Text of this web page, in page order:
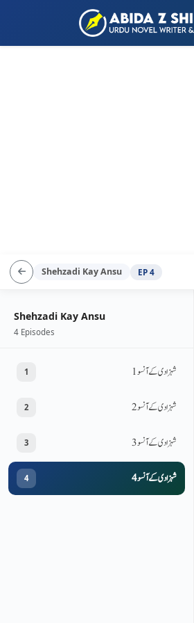
Shehzadi Kay Ansu EP 4
Shehzadi Kay Ansu
4 Episodes
1 شہزادی کے آنسو 1
2 شہزادی کے آنسو 2
3 شہزادی کے آنسو 3
4 شہزادی کے آنسو 4